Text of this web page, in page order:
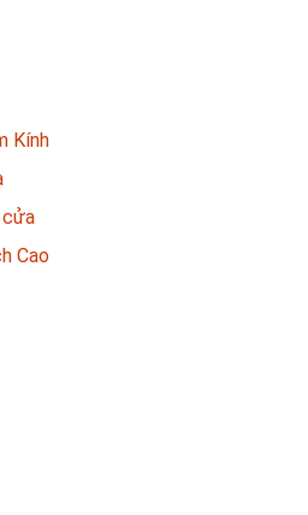
Kính
cửa
Cao